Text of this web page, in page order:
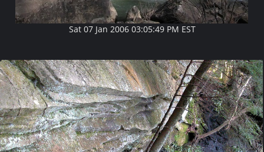
Sat 07 Jan 2006 03:05:49 PM EST